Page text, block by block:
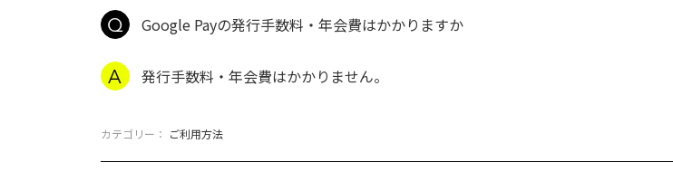
Google Payの発行手数料・年会費はかかりますか
発行手数料・年会費はかかりません。
カテゴリー： ご利用方法